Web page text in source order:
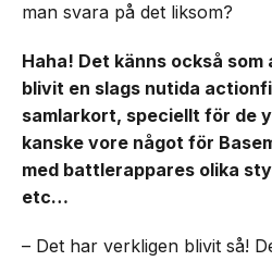
man svara på det liksom?
Haha! Det känns också
blivit en slags nutida
samlarkort, speciellt för de
kanske vore något för
med battlerappares olika
etc…
– Det har verkligen blivit så!